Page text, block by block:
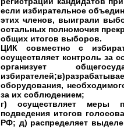
если избирательное
этих членов, выиграли
остальных полномочия
общих итогов выборов.
ЦИК совместно с
осуществляет контроль за
организует
оборудования,
за их соблюдением;
г) осуществляет меры
подведения итогов
РФ; д) распределяет